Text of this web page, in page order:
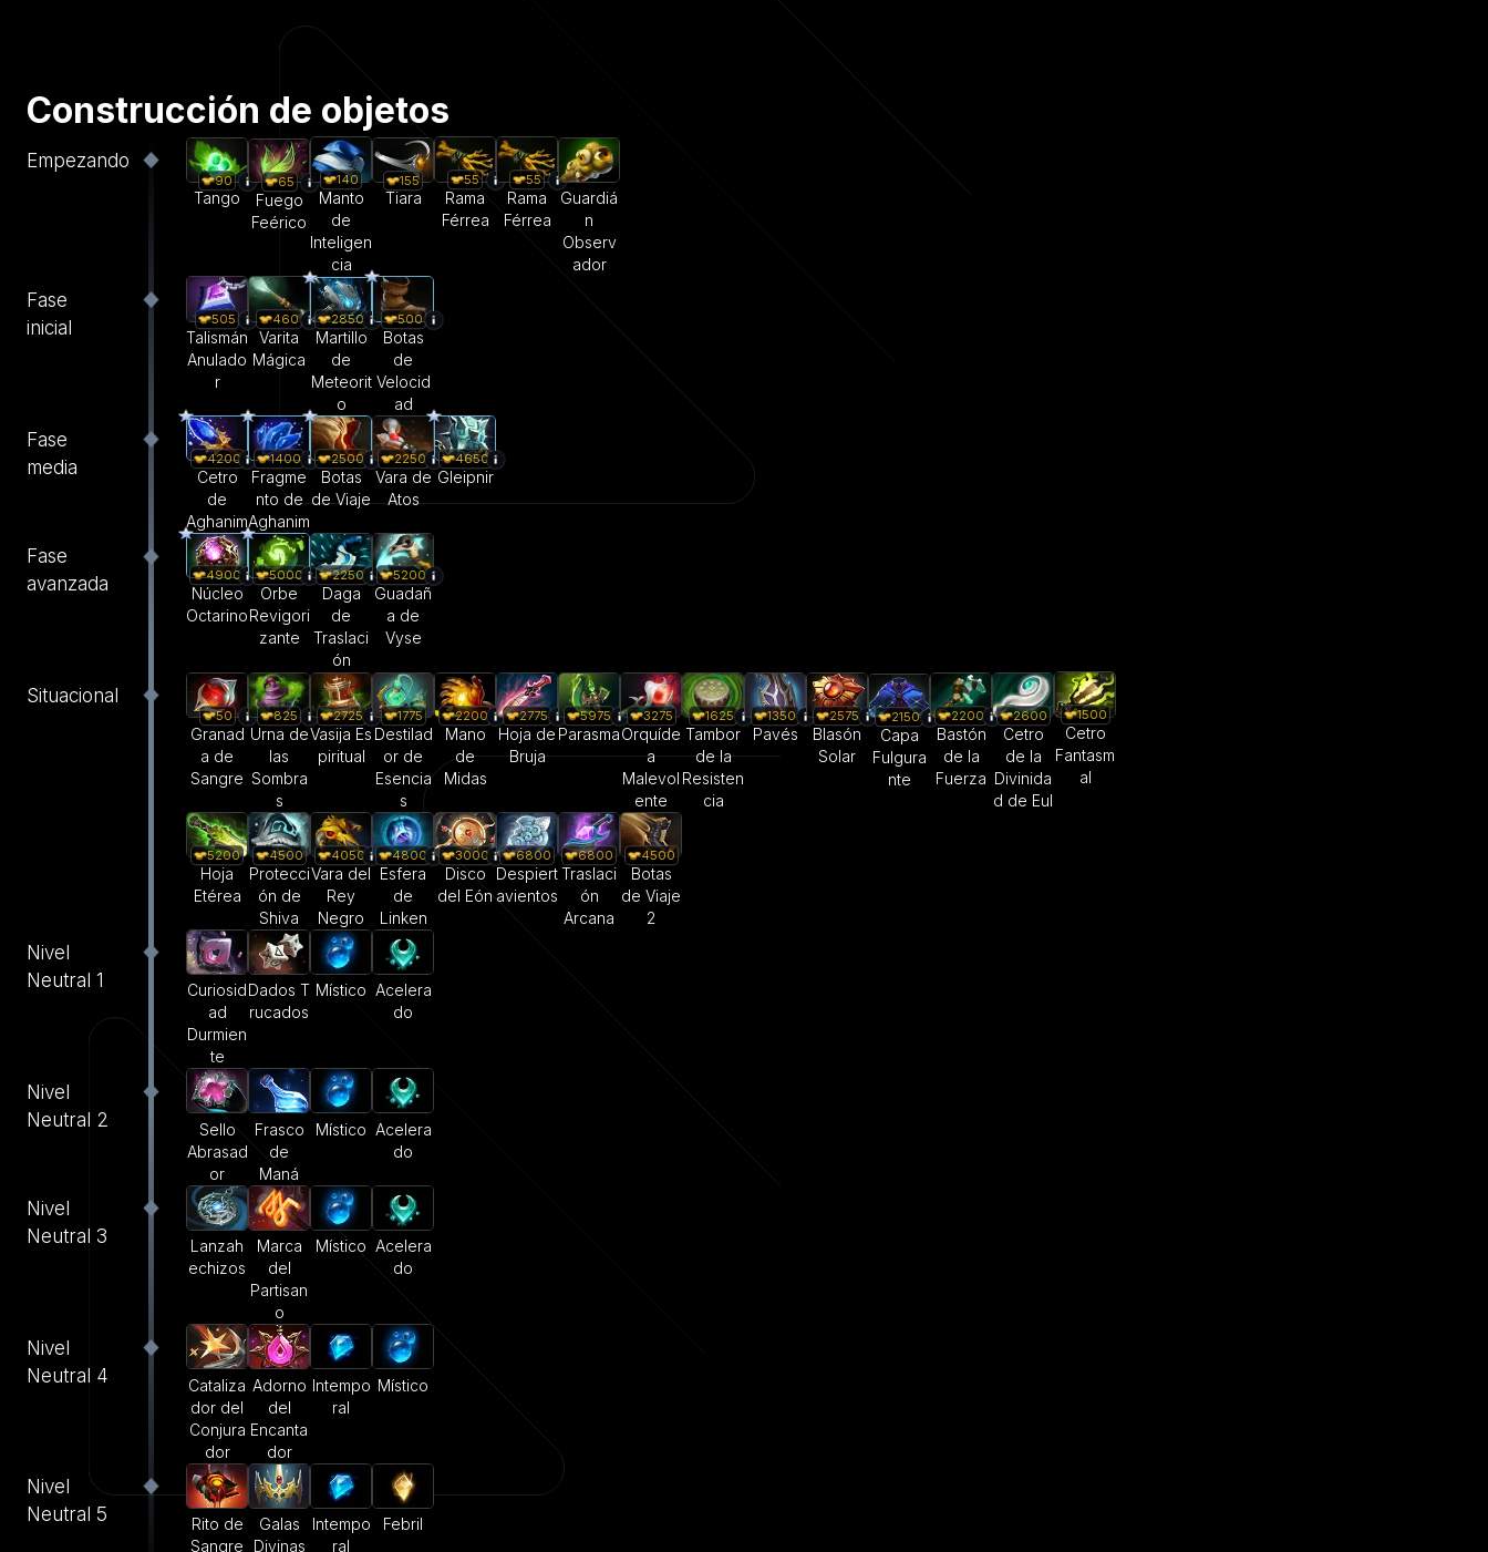
Construcción de objetos
Empezando
90
Tango
65
Fuego
Feérico
140
Manto
de
Inteligen
cia
155
Tiara
55
Rama
Férrea
55
Rama
Férrea
Guardiá
n
Observ
ador
Fase
inicial
505
Talismán
Anulado
r
460
Varita
Mágica
2850
Martillo
de
Meteorit
o
500
Botas
de
Velocid
ad
Fase
media
4200
Cetro
de
Aghanim
1400
Fragme
nto de
Aghanim
2500
Botas
de Viaje
2250
Vara de
Atos
4650
Gleipnir
Fase
avanzada
4900
Núcleo
Octarino
5000
Orbe
Revigori
zante
2250
Daga
de
Traslaci
ón
5200
Guadañ
a de
Vyse
Situacional
50
Granad
a de
Sangre
825
Urna de
las
Sombra
s
2725
Vasija Es
piritual
1775
Destilad
or de
Esencia
s
2200
Mano
de
Midas
2775
Hoja de
Bruja
5975
Parasma
3275
Orquíde
a
Malevol
ente
1625
Tambor
de la
Resisten
cia
1350
Pavés
2575
Blasón
Solar
2150
Capa
Fulgura
nte
2200
Bastón
de la
Fuerza
2600
Cetro
de la
Divinida
d de Eul
1500
Cetro
Fantasm
al
5200
Hoja
Etérea
4500
Protecci
ón de
Shiva
4050
Vara del
Rey
Negro
4800
Esfera
de
Linken
3000
Disco
del Eón
6800
Despiert
avientos
6800
Traslaci
ón
Arcana
4500
Botas
de Viaje
2
Nivel
Neutral 1
Curiosid
ad
Durmien
te
Dados T
rucados
Místico Acelera
do
Nivel
Neutral 2
Sello
Abrasad
or
Frasco
de
Maná
Místico Acelera
do
Nivel
Neutral 3
Lanzah
echizos
Marca
del
Partisan
o
Místico Acelera
do
Nivel
Neutral 4
Cataliza
dor del
Conjura
dor
Adorno
del
Encanta
dor
Intempo
ral
Místico
Nivel
Neutral 5
Rito de
Sangre
Galas
Divinas
Intempo
ral
Febril